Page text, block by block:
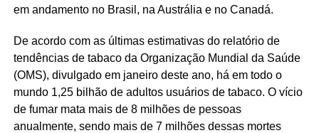
em andamento no Brasil, na Austrália e no Canadá.
De acordo com as últimas estimativas do relatório de
tendências de tabaco da Organização Mundial da Saúde
(OMS), divulgado em janeiro deste ano, há em todo o
mundo 1,25 bilhão de adultos usuários de tabaco. O vício
de fumar mata mais de 8 milhões de pessoas
anualmente, sendo mais de 7 milhões dessas mortes